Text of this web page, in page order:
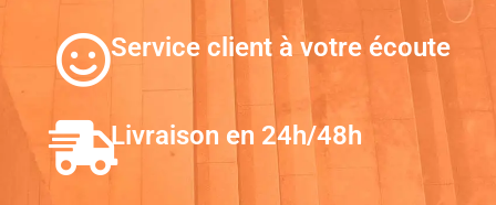
Service client à votre écoute
Livraison en 24h/48h